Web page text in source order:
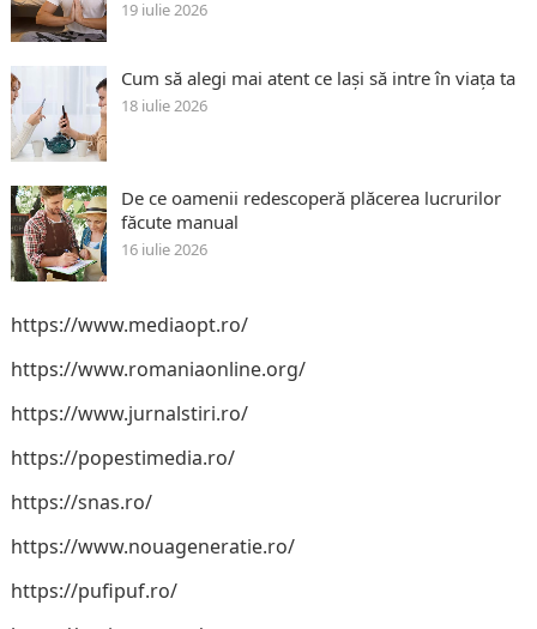
19 iulie 2026
Cum să alegi mai atent ce lași să intre în viața ta
18 iulie 2026
De ce oamenii redescoperă plăcerea lucrurilor
făcute manual
16 iulie 2026
https://www.mediaopt.ro/
https://www.romaniaonline.org/
https://www.jurnalstiri.ro/
https://popestimedia.ro/
https://snas.ro/
https://www.nouageneratie.ro/
https://pufipuf.ro/